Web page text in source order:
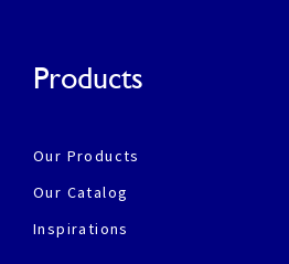
Products
Our Products
Our Catalog
Inspirations